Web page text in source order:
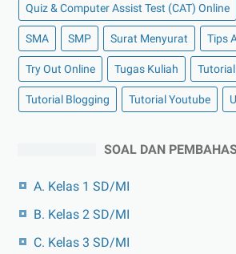
Quiz & Computer Assist Test (CAT) Online
SMA SMP Surat Menyurat Tips
Try Out Online Tugas Kuliah Tutorial
Tutorial Blogging Tutorial Youtube
SOAL DAN
A. Kelas 1 SD/MI
B. Kelas 2 SD/MI
C. Kelas 3 SD/MI